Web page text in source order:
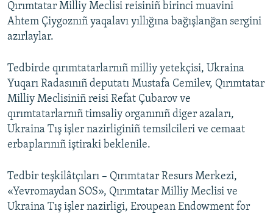
Qırımtatar Milliy Meclisi reisiniñ birinci muavini
Ahtem Çiygoznıñ yaqalavı yıllığına bağışlanğan sergini
azırlaylar.
Tedbirde qırımtatarlarnıñ milliy yetekçisi, Ukraina
Yuqarı Radasınıñ deputatı Mustafa Cemilev, Qırımtatar
Milliy Meclisiniñ reisi Refat Çubarov ve
qırımtatarlarnıñ timsaliy organınıñ diger azaları,
Ukraina Tış işler nazirliginiñ temsilcileri ve cemaat
erbaplarınıñ iştiraki beklenile.
Tedbir teşkilâtçıları – Qırımtatar Resurs Merkezi,
«Yevromaydan SOS», Qırımtatar Milliy Meclisi ve
Ukraina Tış işler nazirligi, Eroupean Endowment for